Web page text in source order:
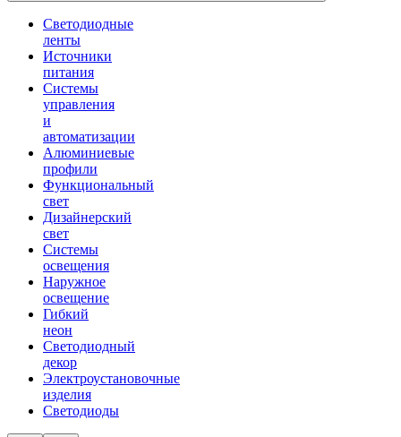
Светодиодные
ленты
Источники
питания
Системы
управления
и
автоматизации
Алюминиевые
профили
Функциональный
свет
Дизайнерский
свет
Системы
освещения
Наружное
освещение
Гибкий
неон
Светодиодный
декор
Электроустановочные
изделия
Светодиоды